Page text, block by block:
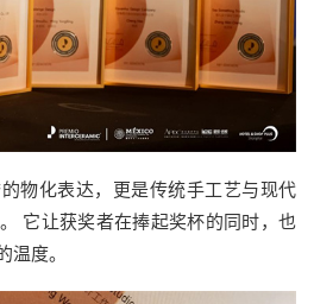
物化表达，更是传统手工艺与现代
它让获奖者在捧起奖杯的同时，也
温度。